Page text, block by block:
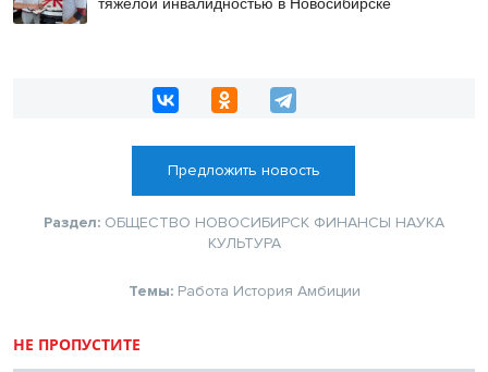
Предложить новость
Раздел: ОБЩЕСТВО НОВОСИБИРСК ФИНАНСЫ НАУКА
КУЛЬТУРА
Темы: Работа История Амбиции
НЕ ПРОПУСТИТЕ